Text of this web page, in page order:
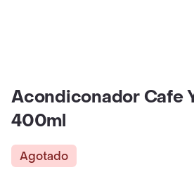
Acondiconador Cafe
400ml
Agotado